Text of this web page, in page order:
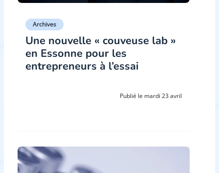
Archives
Une nouvelle « couveuse lab »
en Essonne pour les
entrepreneurs à l’essai
Publié le mardi 23 avril